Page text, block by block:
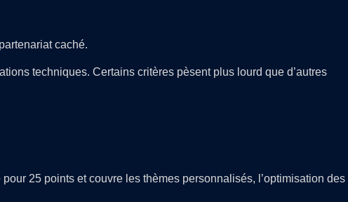
caché.
techniques. Certains critères pèsent plus lourd que d’autres
25 points et couvre les thèmes personnalisés, l’optimisation des